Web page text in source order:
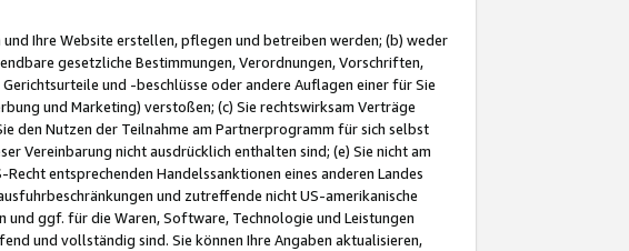
Ihre Website erstellen, pflegen und betreiben werden; (b) weder
gesetzliche Bestimmungen, Verordnungen, Vorschriften,
und -beschlüsse oder andere Auflagen einer für Sie
und Marketing) verstoßen; (c) Sie rechtswirksam Verträge
den Nutzen der Teilnahme am Partnerprogramm für sich selbst
Vereinbarung nicht ausdrücklich enthalten sind; (e) Sie nicht am
entsprechenden Handelssanktionen eines anderen Landes
und zutreffende nicht US-amerikanische
und ggf. für die Waren, Software, Technologie und Leistungen
und vollständig sind. Sie können Ihre Angaben aktualisieren,